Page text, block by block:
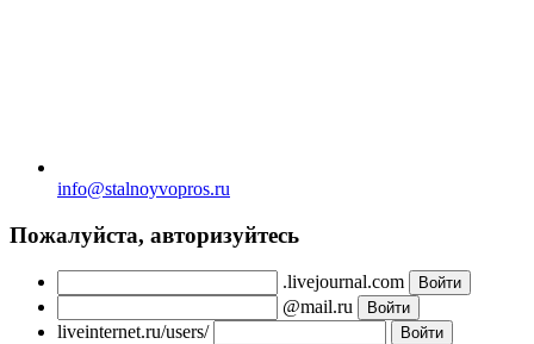
info@stalnoyvopros.ru
Пожалуйста, авторизуйтесь
.livejournal.com
@mail.ru
liveinternet.ru/users/